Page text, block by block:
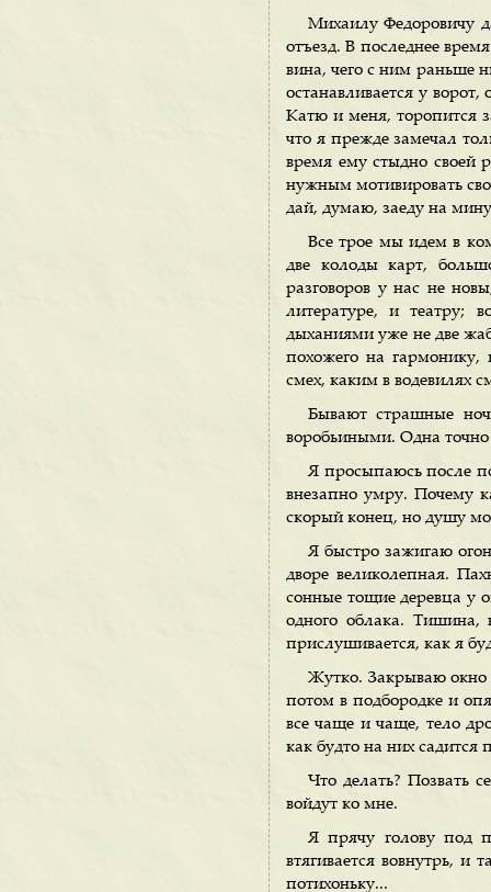
Михаилу Федоровичу
отъезд. В последнее
вина, чего с ним раньше
останавливается у
Катю и меня, торопится
что я прежде замечал
время ему стыдно своей
нужным мотивировать
дай, думаю, заеду на
Все трое мы идем в
две колоды карт,
разговоров у нас не
литературе, и театру;
дыханиями уже не две
похожего на
смех, каким в водевилях
Бывают страшные
воробьиными. Одна
Я просыпаюсь после
внезапно умру. Почему
скорый конец, но душу
Я быстро зажигаю
дворе великолепная.
сонные тощие деревца у
одного облака. Тишина,
прислушивается, как я
Жутко. Закрываю окно
потом в подбородке и
все чаще и чаще, тело
как будто на них садится
Что делать? Позвать
войдут ко мне.
Я прячу голову под
втягивается вовнутрь, и
потихоньку...